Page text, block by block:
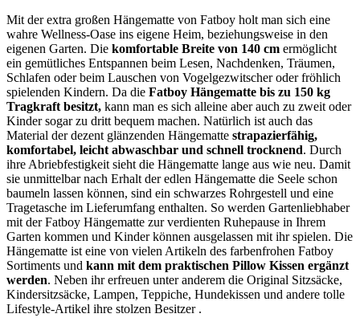
Mit der extra großen Hängematte von Fatboy holt man sich eine
wahre Wellness-Oase ins eigene Heim, beziehungsweise in den
eigenen Garten. Die komfortable Breite von 140 cm ermöglicht
ein gemütliches Entspannen beim Lesen, Nachdenken, Träumen,
Schlafen oder beim Lauschen von Vogelgezwitscher oder fröhlich
spielenden Kindern. Da die Fatboy Hängematte bis zu 150 kg
Tragkraft besitzt, kann man es sich alleine aber auch zu zweit oder
Kinder sogar zu dritt bequem machen. Natürlich ist auch das
Material der dezent glänzenden Hängematte strapazierfähig,
komfortabel, leicht abwaschbar und schnell trocknend. Durch
ihre Abriebfestigkeit sieht die Hängematte lange aus wie neu. Damit
sie unmittelbar nach Erhalt der edlen Hängematte die Seele schon
baumeln lassen können, sind ein schwarzes Rohrgestell und eine
Tragetasche im Lieferumfang enthalten. So werden Gartenliebhaber
mit der Fatboy Hängematte zur verdienten Ruhepause in Ihrem
Garten kommen und Kinder können ausgelassen mit ihr spielen. Die
Hängematte ist eine von vielen Artikeln des farbenfrohen Fatboy
Sortiments und kann mit dem praktischen Pillow Kissen ergänzt
werden. Neben ihr erfreuen unter anderem die Original Sitzsäcke,
Kindersitzsäcke, Lampen, Teppiche, Hundekissen und andere tolle
Lifestyle-Artikel ihre stolzen Besitzer .